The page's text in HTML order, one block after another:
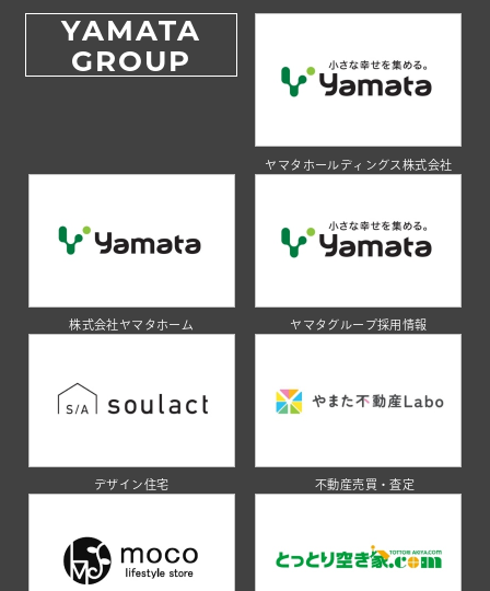
YAMATA
GROUP
ヤマタホールディングス株式会社
株式会社ヤマタホーム ヤマタグループ採用情報
デザイン住宅 不動産売買・査定